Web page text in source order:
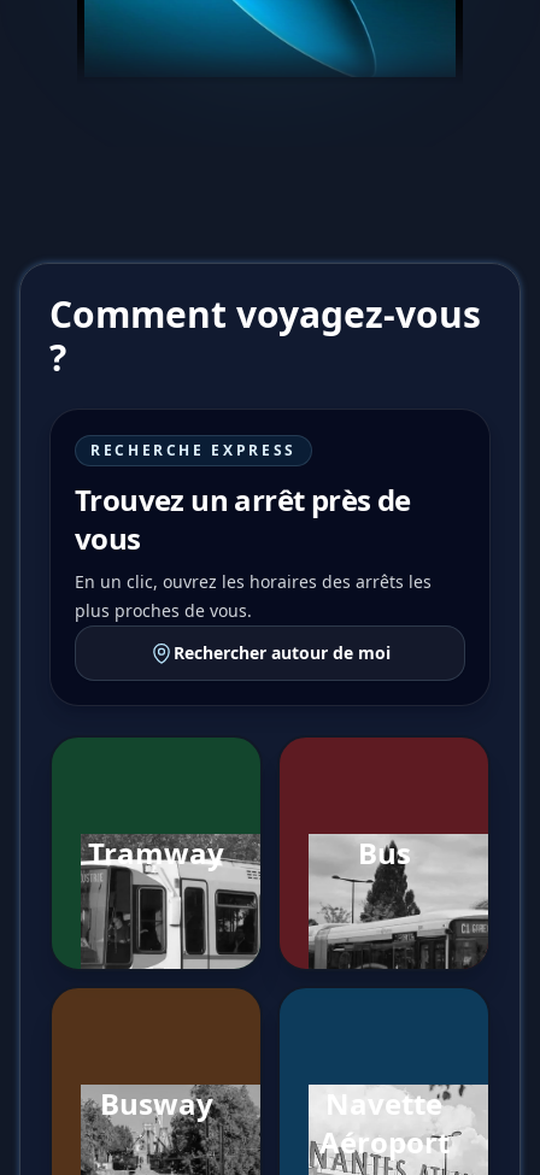
Comment voyagez-vous
?
RECHERCHE EXPRESS
Trouvez un arrêt près de
vous
En un clic, ouvrez les horaires des arrêts les
plus proches de vous.
Rechercher autour de moi
Tramway Bus
Busway
Navette
Aéroport